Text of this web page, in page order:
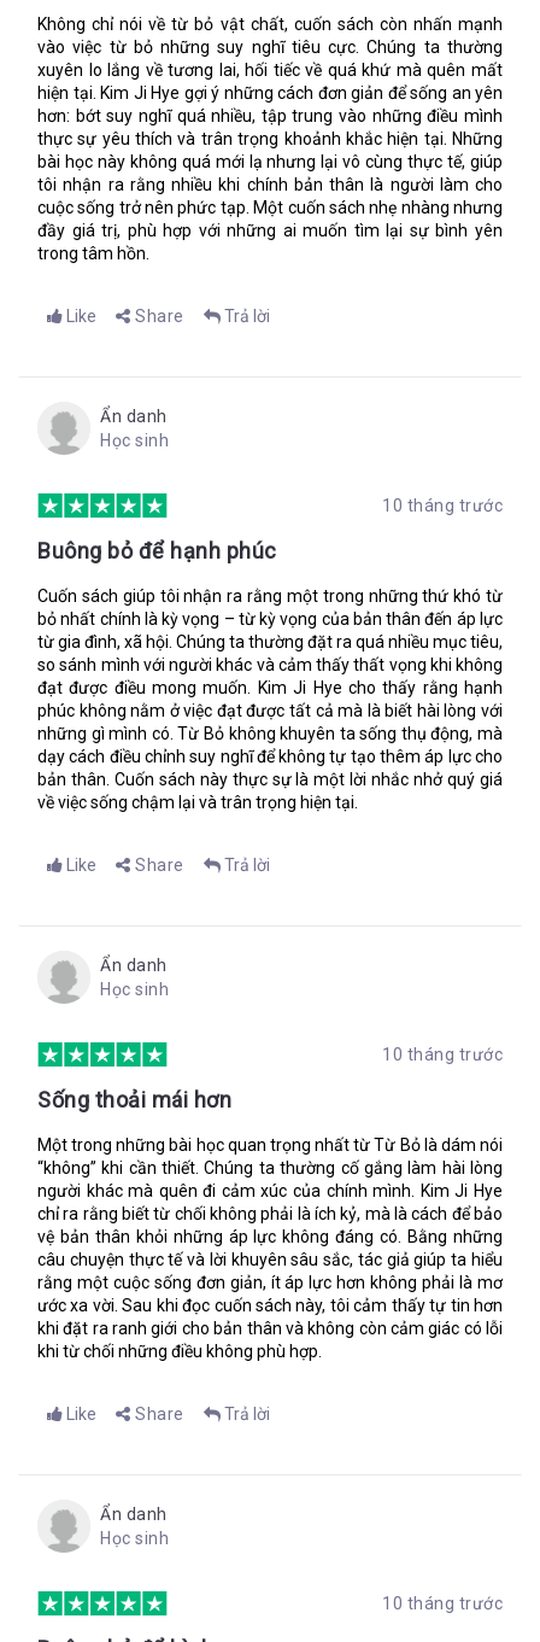
Không chỉ nói về từ bỏ vật chất, cuốn sách còn nhấn mạnh
vào việc từ bỏ những suy nghĩ tiêu cực. Chúng ta thường
xuyên lo lắng về tương lai, hối tiếc về quá khứ mà quên mất
hiện tại. Kim Ji Hye gợi ý những cách đơn giản để sống an yên
hơn: bớt suy nghĩ quá nhiều, tập trung vào những điều mình
thực sự yêu thích và trân trọng khoảnh khắc hiện tại. Những
bài học này không quá mới lạ nhưng lại vô cùng thực tế, giúp
tôi nhận ra rằng nhiều khi chính bản thân là người làm cho
cuộc sống trở nên phức tạp. Một cuốn sách nhẹ nhàng nhưng
đầy giá trị, phù hợp với những ai muốn tìm lại sự bình yên
trong tâm hồn.
Like Share Trả lời
Ẩn danh
Học sinh
10 tháng trước
Buông bỏ để hạnh phúc
Cuốn sách giúp tôi nhận ra rằng một trong những thứ khó từ
bỏ nhất chính là kỳ vọng – từ kỳ vọng của bản thân đến áp lực
từ gia đình, xã hội. Chúng ta thường đặt ra quá nhiều mục tiêu,
so sánh mình với người khác và cảm thấy thất vọng khi không
đạt được điều mong muốn. Kim Ji Hye cho thấy rằng hạnh
phúc không nằm ở việc đạt được tất cả mà là biết hài lòng với
những gì mình có. Từ Bỏ không khuyên ta sống thụ động, mà
dạy cách điều chỉnh suy nghĩ để không tự tạo thêm áp lực cho
bản thân. Cuốn sách này thực sự là một lời nhắc nhở quý giá
về việc sống chậm lại và trân trọng hiện tại.
Like Share Trả lời
Ẩn danh
Học sinh
10 tháng trước
Sống thoải mái hơn
Một trong những bài học quan trọng nhất từ Từ Bỏ là dám nói
“không” khi cần thiết. Chúng ta thường cố gắng làm hài lòng
người khác mà quên đi cảm xúc của chính mình. Kim Ji Hye
chỉ ra rằng biết từ chối không phải là ích kỷ, mà là cách để bảo
vệ bản thân khỏi những áp lực không đáng có. Bằng những
câu chuyện thực tế và lời khuyên sâu sắc, tác giả giúp ta hiểu
rằng một cuộc sống đơn giản, ít áp lực hơn không phải là mơ
ước xa vời. Sau khi đọc cuốn sách này, tôi cảm thấy tự tin hơn
khi đặt ra ranh giới cho bản thân và không còn cảm giác có lỗi
khi từ chối những điều không phù hợp.
Like Share Trả lời
Ẩn danh
Học sinh
10 tháng trước